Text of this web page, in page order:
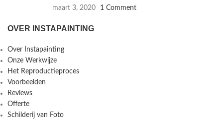
maart 3, 2020 1 Comment
OVER INSTAPAINTING
Over Instapainting
Onze Werkwijze
Het Reproductieproces
Voorbeelden
Reviews
Offerte
Schilderij van Foto